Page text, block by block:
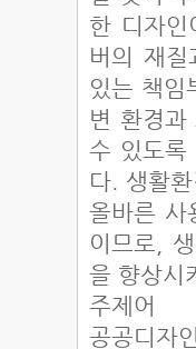
한 디자인
버의 재
있는 책임
변 환경과
수 있도록
다. 생활
올바른 사
이므로,
을 향상시
주제어
공공디자